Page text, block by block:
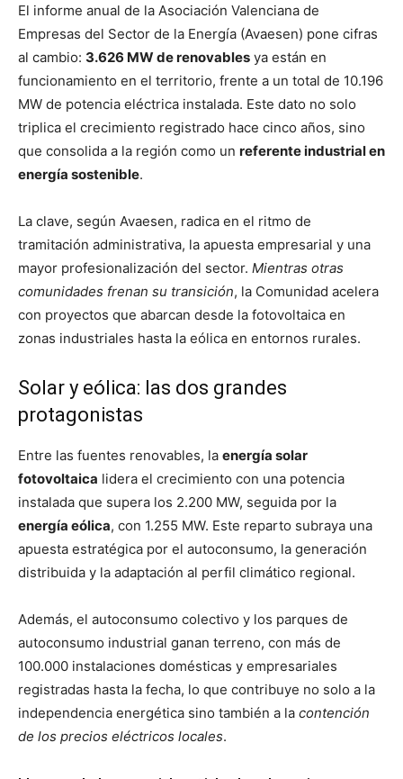
El informe anual de la Asociación Valenciana de
Empresas del Sector de la Energía (Avaesen) pone cifras
al cambio: 3.626 MW de renovables ya están en
funcionamiento en el territorio, frente a un total de 10.196
MW de potencia eléctrica instalada. Este dato no solo
triplica el crecimiento registrado hace cinco años, sino
que consolida a la región como un referente industrial en
energía sostenible.
La clave, según Avaesen, radica en el ritmo de
tramitación administrativa, la apuesta empresarial y una
mayor profesionalización del sector. Mientras otras
comunidades frenan su transición, la Comunidad acelera
con proyectos que abarcan desde la fotovoltaica en
zonas industriales hasta la eólica en entornos rurales.
Solar y eólica: las dos grandes
protagonistas
Entre las fuentes renovables, la energía solar
fotovoltaica lidera el crecimiento con una potencia
instalada que supera los 2.200 MW, seguida por la
energía eólica, con 1.255 MW. Este reparto subraya una
apuesta estratégica por el autoconsumo, la generación
distribuida y la adaptación al perfil climático regional.
Además, el autoconsumo colectivo y los parques de
autoconsumo industrial ganan terreno, con más de
100.000 instalaciones domésticas y empresariales
registradas hasta la fecha, lo que contribuye no solo a la
independencia energética sino también a la contención
de los precios eléctricos locales.